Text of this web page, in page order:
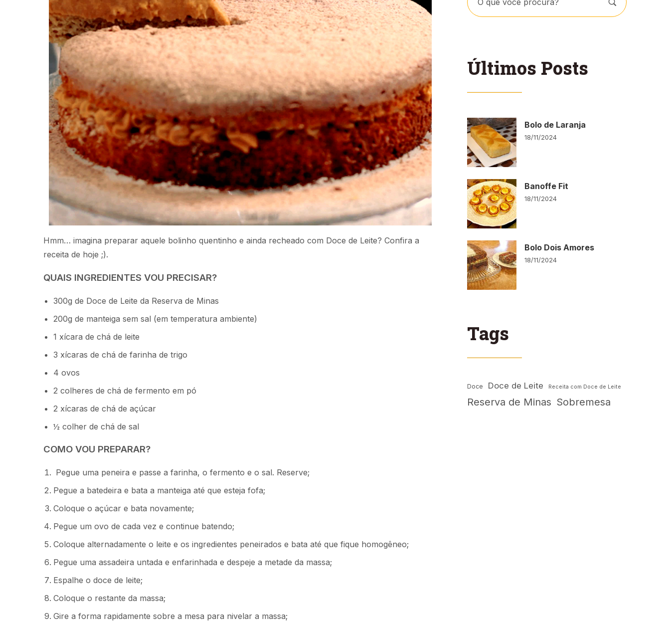
Últimos Posts
Bolo de Laranja
18/11/2024
Banoffe Fit
18/11/2024
Bolo Dois Amores
18/11/2024
Tags
Doce Doce de Leite Receita com Doce de Leite
Reserva de Minas Sobremesa
Hmm… imagina preparar aquele bolinho quentinho e ainda recheado com Doce de Leite? Confira a
receita de hoje ;).
QUAIS INGREDIENTES VOU PRECISAR?
300g de Doce de Leite da Reserva de Minas
200g de manteiga sem sal (em temperatura ambiente)
1 xícara de chá de leite
3 xícaras de chá de farinha de trigo
4 ovos
2 colheres de chá de fermento em pó
2 xícaras de chá de açúcar
½ colher de chá de sal
COMO VOU PREPARAR?
Pegue uma peneira e passe a farinha, o fermento e o sal. Reserve;
Pegue a batedeira e bata a manteiga até que esteja fofa;
Coloque o açúcar e bata novamente;
Pegue um ovo de cada vez e continue batendo;
Coloque alternadamente o leite e os ingredientes peneirados e bata até que fique homogêneo;
Pegue uma assadeira untada e enfarinhada e despeje a metade da massa;
Espalhe o doce de leite;
Coloque o restante da massa;
Gire a forma rapidamente sobre a mesa para nivelar a massa;